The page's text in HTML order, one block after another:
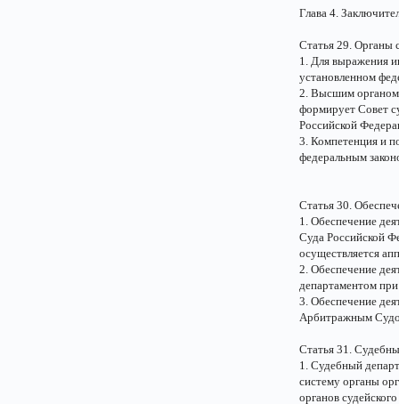
Глава 4.
Статья 29. Органы
1. Для выражения
установленном
2. Высшим органом
формирует Совет
Российской
3. Компетенция и
федеральным
Статья 30.
1. Обеспечение
Суда Российской
осуществляется
2. Обеспечение
департаментом
3. Обеспечение
Арбитражным
Статья 31.
1. Судебный
систему органы
органов